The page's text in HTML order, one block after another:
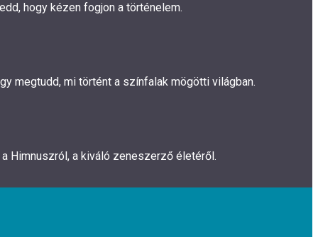
hogy kézen fogjon a történelem.
megtudd, mi történt a színfalak mögötti világban.
Himnuszról, a kiváló zeneszerző életéről.